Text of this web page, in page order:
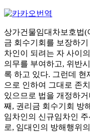
상가건물임대차보호법(
금 회수기회를 보장하
차인이 되려는 자 사이
의무를 부여하고, 위반
록 하고 있다. 그런데 현
으로 인하여 그대로 존
있으므로 법을 개정하
째, 권리금 회수기회 방
임차인의 신규임차인
로, 임대인의 방해행위